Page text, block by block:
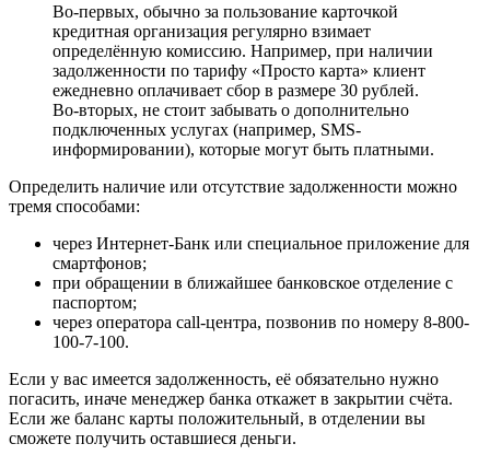
Во-первых, обычно за пользование карточкой
кредитная организация регулярно взимает
определённую комиссию. Например, при наличии
задолженности по тарифу «Просто карта» клиент
ежедневно оплачивает сбор в размере 30 рублей.
Во-вторых, не стоит забывать о дополнительно
подключенных услугах (например, SMS-
информировании), которые могут быть платными.
Определить наличие или отсутствие задолженности можно
тремя способами:
через Интернет-Банк или специальное приложение для
смартфонов;
при обращении в ближайшее банковское отделение с
паспортом;
через оператора call-центра, позвонив по номеру 8-800-
100-7-100.
Если у вас имеется задолженность, её обязательно нужно
погасить, иначе менеджер банка откажет в закрытии счёта.
Если же баланс карты положительный, в отделении вы
сможете получить оставшиеся деньги.